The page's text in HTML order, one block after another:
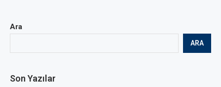
Ara
ARA
Son Yazılar